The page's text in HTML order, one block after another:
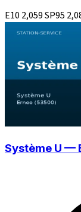
E10 2,059SP95
Système U —